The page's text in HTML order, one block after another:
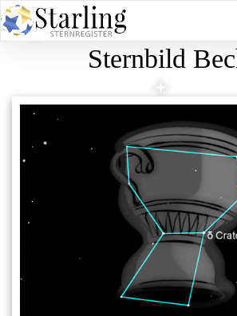
Sternbild